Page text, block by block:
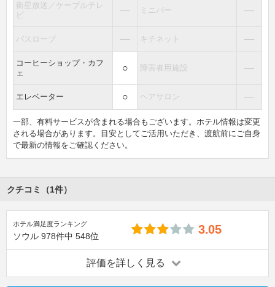
衛星放送／ケーブルテレ
ビ
― ミニバー ―
バスローブ ― キチネット ―
コーヒーショップ・カフ
ェ
○ 障害者用施設 ―
エレベーター ○ ヘアサロン ―
一部、有料サービスが含まれる場合もございます。ホテル情報は変更
される場合があります。目安としてご活用いただき、渡航前にご自身
で最新の情報をご確認ください。
クチコミ（1件）
ホテル満足度ランキング
ソウル 978件中 548位 3.05
評価を詳しく見る